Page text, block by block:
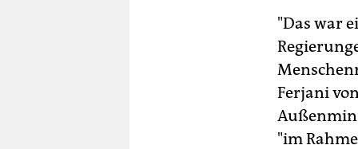
"Das war
Ferjani
"im